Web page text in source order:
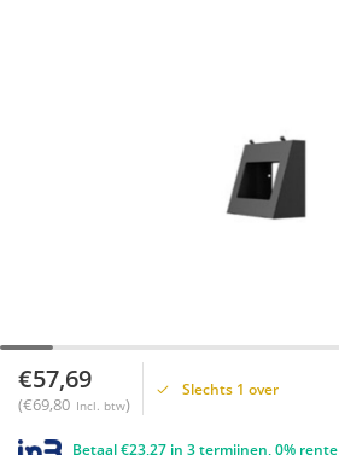
€57,69
(€69,80 Incl. btw)
Slechts 1 over
Betaal €23,27 in 3 termijnen, 0% rente